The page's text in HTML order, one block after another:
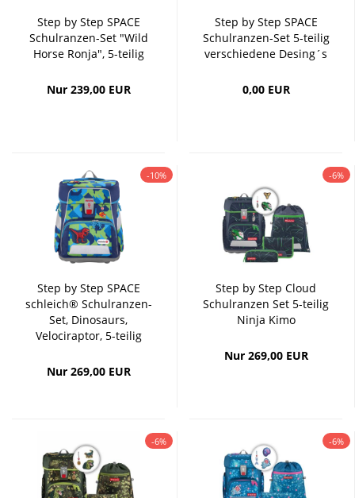
Step by Step SPACE
Schulranzen-Set "Wild
Horse Ronja", 5-teilig
Nur 239,00 EUR
Step by Step SPACE
Schulranzen-Set 5-teilig
verschiedene Desing´s
0,00 EUR
-10%
Step by Step SPACE
schleich® Schulranzen-
Set, Dinosaurs,
Velociraptor, 5-teilig
Nur 269,00 EUR
-6%
Step by Step Cloud
Schulranzen Set 5-teilig
Ninja Kimo
Nur 269,00 EUR
-6% -6%